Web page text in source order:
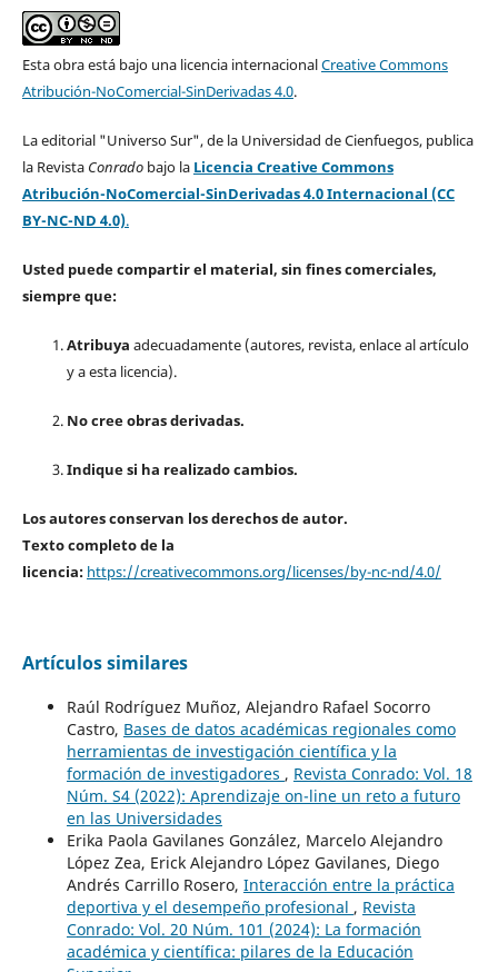
Esta obra está bajo una licencia internacionalCreative Commons
Atribución-NoComercial-SinDerivadas 4.0.
La editorial "Universo Sur", de la Universidad de Cienfuegos, publica
la Revista Conradobajo la Licencia Creative Commons
Atribución-NoComercial-SinDerivadas 4.0 Internacional (CC
BY-NC-ND 4.0).
Usted puede compartir el material, sin fines comerciales,
siempre que:
Atribuya adecuadamente (autores, revista, enlace al artículo
y a esta licencia).
No cree obras derivadas.
Indique si ha realizado cambios.
Los autores conservan los derechos de autor.
Texto completo de la
licencia: https://creativecommons.org/licenses/by-nc-nd/4.0/
Artículos similares
Raúl Rodríguez Muñoz, Alejandro Rafael Socorro
Castro, Bases de datos académicas regionales como
herramientas de investigación científica y la
formación de investigadores , Revista Conrado: Vol. 18
Núm. S4 (2022): Aprendizaje on-line un reto a futuro
en las Universidades
Erika Paola Gavilanes González, Marcelo Alejandro
López Zea, Erick Alejandro López Gavilanes, Diego
Andrés Carrillo Rosero, Interacción entre la práctica
deportiva y el desempeño profesional , Revista
Conrado: Vol. 20 Núm. 101 (2024): La formación
académica y científica: pilares de la Educación